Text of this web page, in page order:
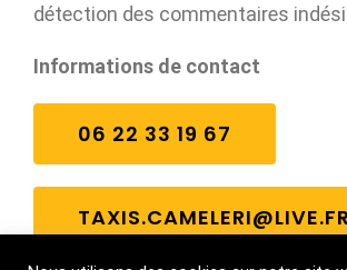
détection des commentaires
Informations de contact
06 22 33 19 67
TAXIS.CAMELERI@LIVE.FR